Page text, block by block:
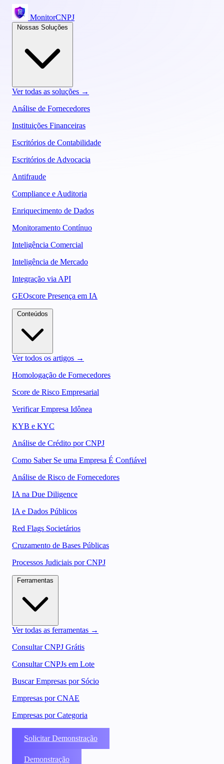
MonitorCNPJ
Ver todas as soluções →
Análise de Fornecedores
Instituições Financeiras
Escritórios de Contabilidade
Escritórios de Advocacia
Antifraude
Compliance e Auditoria
Enriquecimento de Dados
Monitoramento Contínuo
Inteligência Comercial
Inteligência de Mercado
Integração via API
GEOscore Presença em IA
Ver todos os artigos →
Homologação de Fornecedores
Score de Risco Empresarial
Verificar Empresa Idônea
KYB e KYC
Análise de Crédito por CNPJ
Como Saber Se uma Empresa É Confiável
Análise de Risco de Fornecedores
IA na Due Diligence
IA e Dados Públicos
Red Flags Societários
Cruzamento de Bases Públicas
Processos Judiciais por CNPJ
Ver todas as ferramentas →
Consultar CNPJ Grátis
Consultar CNPJs em Lote
Buscar Empresas por Sócio
Empresas por CNAE
Empresas por Categoria
Solicitar Demonstração
Demonstração